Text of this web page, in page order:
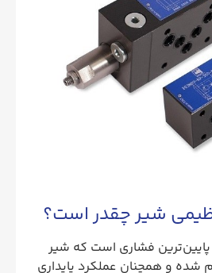
شیر چقدر است؟
فشاری است که شیر
شده و همچنان عملکرد پایداری